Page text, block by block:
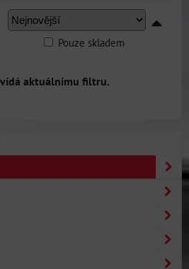
Pouze skladem